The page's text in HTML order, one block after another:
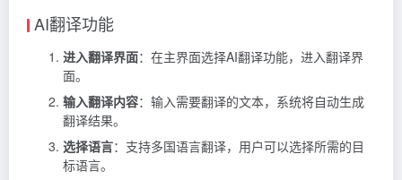
AI翻译功能
进入翻译界面：在主界面选择AI翻译功能，进入翻译界
面。
输入翻译内容：输入需要翻译的文本，系统将自动生成
翻译结果。
选择语言：支持多国语言翻译，用户可以选择所需的目
标语言。